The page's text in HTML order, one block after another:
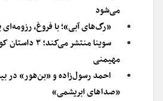
می‌شود
«رگ‌های آبی»؛ با فروغ، رزومه‌ای
سوینا منتشر
مهیمنی
احمد رسول‌زاده و «بن‌هور»
«صداهای ابریشمی»